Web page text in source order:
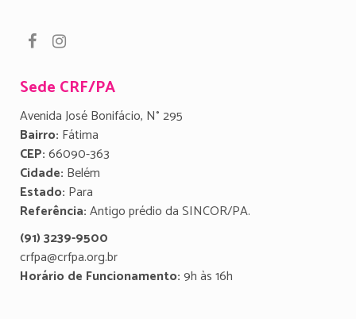
Sede CRF/PA
Avenida José Bonifácio, N° 295
Bairro: Fátima
CEP:66090-363
Cidade: Belém
Estado: Para
Referência:Antigo prédio da SINCOR/PA.
(91) 3239-9500
crfpa@crfpa.org.br
Horário de Funcionamento:9h às 16h